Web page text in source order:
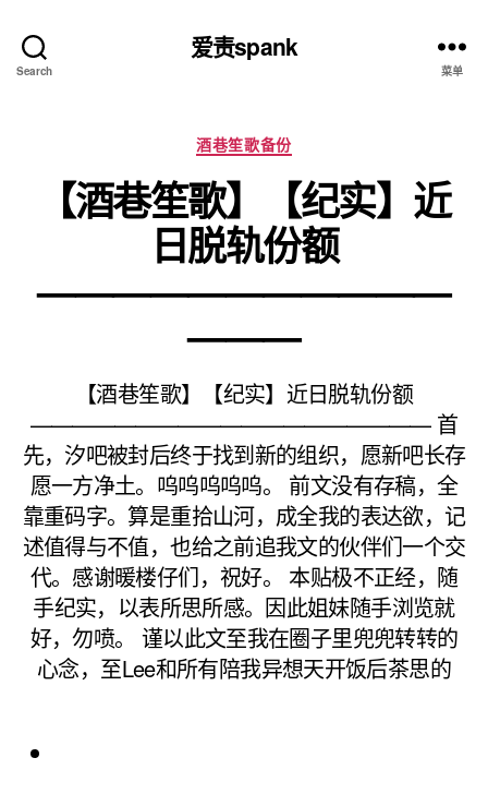
Search
爱责spank
菜单
分
类
酒巷笙歌备份
【酒巷笙歌】【纪实】近
日脱轨份额
———————————
———
【酒巷笙歌】【纪实】近日脱轨份额
——————————————————— 首
先，汐吧被封后终于找到新的组织，愿新吧长存
愿一方净土。呜呜呜呜呜。 前文没有存稿，全
靠重码字。算是重拾山河，成全我的表达欲，记
述值得与不值，也给之前追我文的伙伴们一个交
代。感谢暖楼仔们，祝好。 本贴极不正经，随
手纪实，以表所思所感。因此姐妹随手浏览就
好，勿喷。 谨以此文至我在圈子里兜兜转转的
心念，至Lee和所有陪我异想天开饭后茶思的